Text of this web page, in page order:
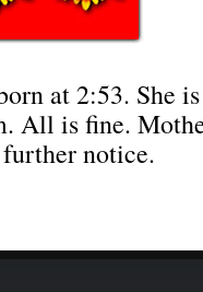
at 2:53. She
All is fine.
notice.